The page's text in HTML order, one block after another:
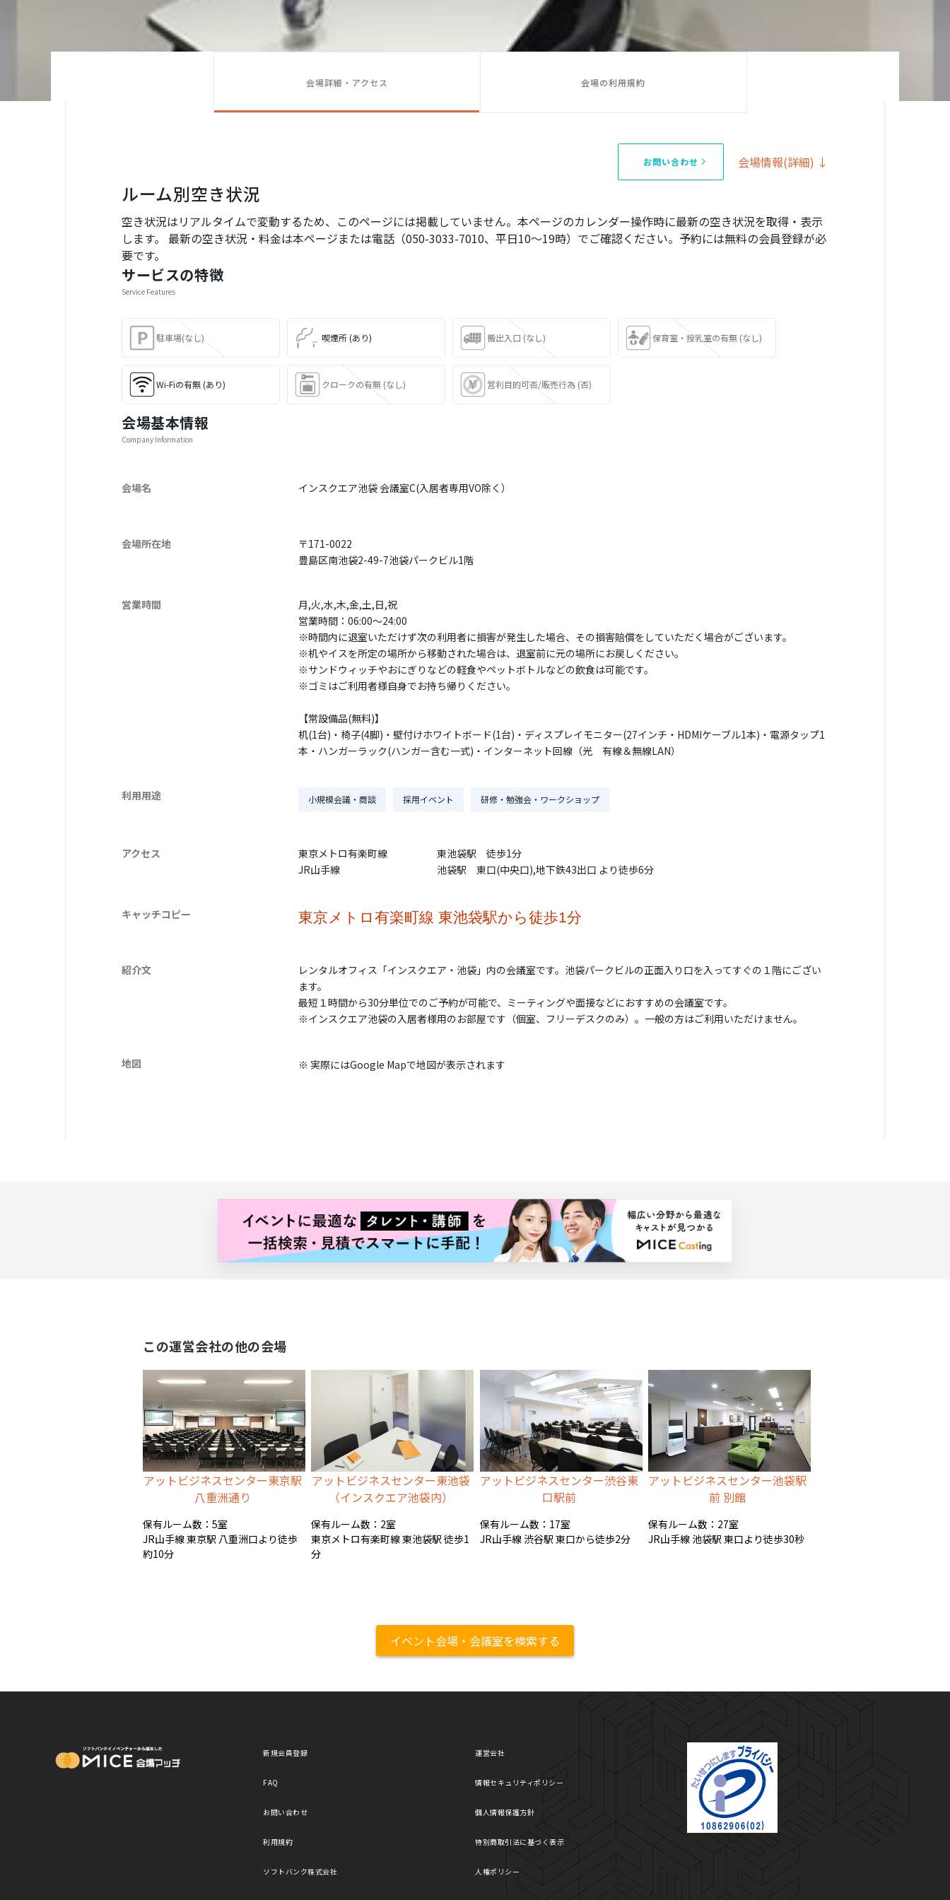
会場詳細・アクセス 会場の利用規約
お問い合わせ 会場情報(詳細) ↓
ルーム別空き状況
空き状況はリアルタイムで変動するため、このページには掲載していません。本ページのカレンダー操作時に最新の空き状況を取得・表示
します。 最新の空き状況・料金は本ページまたは電話（050-3033-7010、平日10〜19時）でご確認ください。予約には無料の会員登録が必
要です。
サービスの特徴
Service Features
駐車場(なし) 喫煙所 (あり) 搬出入口 (なし) 保育室・授乳室の有無 (なし)
Wi-Fiの有無 (あり) クロークの有無 (なし) 営利目的可否/販売行為 (否)
会場基本情報
Company Information
会場名 インスクエア池袋 会議室C(入居者専用VO除く）
会場所在地
〒171-0022
豊島区南池袋2-49-7池袋パークビル1階
営業時間
月,火,水,木,金,土,日,祝
営業時間：06:00〜24:00
※時間内に退室いただけず次の利用者に損害が発生した場合、その損害賠償をしていただく場合がございます。
※机やイスを所定の場所から移動された場合は、退室前に元の場所にお戻しください。
※サンドウィッチやおにぎりなどの軽食やペットボトルなどの飲食は可能です。
※ゴミはご利用者様自身でお持ち帰りください。
【常設備品(無料)】
机(1台)・椅子(4脚)・壁付けホワイトボード(1台)・ディスプレイモニター(27インチ・HDMIケーブル1本)・電源タップ1
本・ハンガーラック(ハンガー含む一式)・インターネット回線（光 有線＆無線LAN）
利用用途 小規模会議・商談 採用イベント 研修・勉強会・ワークショップ
アクセス 東京メトロ有楽町線
東池袋駅 徒歩1分
JR山手線
池袋駅 東口(中央口),地下鉄43出口 より徒歩6分
キャッチコピー 東京メトロ有楽町線 東池袋駅から徒歩1分
紹介文
レンタルオフィス「インスクエア・池袋」内の会議室です。池袋パークビルの正面入り口を入ってすぐの１階にござい
ます。
最短１時間から30分単位でのご予約が可能で、ミーティングや面接などにおすすめの会議室です。
※インスクエア池袋の入居者様用のお部屋です（個室、フリーデスクのみ）。一般の方はご利用いただけません。
地図 ※ 実際にはGoogle Mapで地図が表示されます
この運営会社の他の会場
アットビジネスセンター東京駅
八重洲通り
保有ルーム数：5室
JR山手線 東京駅 八重洲口より徒歩
約10分
アットビジネスセンター東池袋
（インスクエア池袋内）
保有ルーム数：2室
東京メトロ有楽町線 東池袋駅 徒歩1
分
アットビジネスセンター渋谷東
口駅前
保有ルーム数：17室
JR山手線 渋谷駅 東口から徒歩2分
アットビジネスセンター池袋駅
前 別館
保有ルーム数：27室
JR山手線 池袋駅 東口より徒歩30秒
イベント会場・会議室を検索する
新規会員登録
FAQ
お問い合わせ
利用規約
ソフトバンク株式会社
運営会社
情報セキュリティポリシー
個人情報保護方針
特別商取引法に基づく表示
人権ポリシー